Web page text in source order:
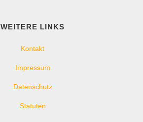
WEITERE LINKS
Kontakt
Impressum
Datenschutz
Statuten